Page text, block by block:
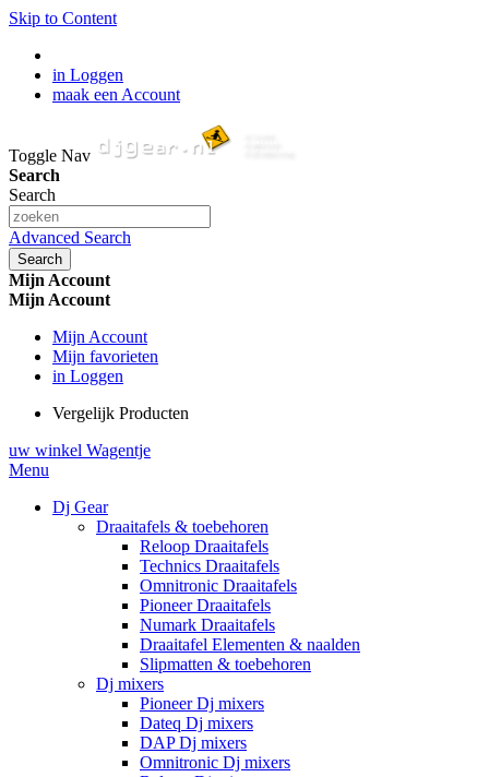
Skip to Content
in Loggen
maak een Account
Toggle Nav
Search
Search
Advanced Search
Search
Mijn Account
Mijn Account
Mijn Account
Mijn favorieten
in Loggen
Vergelijk Producten
uw winkel Wagentje
Menu
Dj Gear
Draaitafels & toebehoren
Reloop Draaitafels
Technics Draaitafels
Omnitronic Draaitafels
Pioneer Draaitafels
Numark Draaitafels
Draaitafel Elementen & naalden
Slipmatten & toebehoren
Dj mixers
Pioneer Dj mixers
Dateq Dj mixers
DAP Dj mixers
Omnitronic Dj mixers